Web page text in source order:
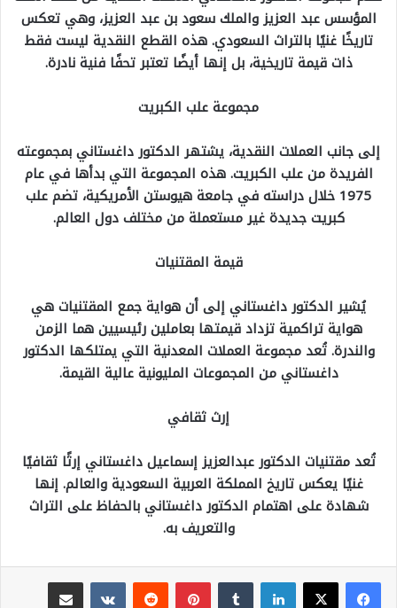
المؤسس عبد العزيز والملك سعود بن عبد العزيز، وهي تعكس
تاريخًا غنيًا بالتراث السعودي. هذه القطع النقدية ليست فقط
ذات قيمة تاريخية، بل إنها أيضًا تعتبر تحفًا فنية نادرة.
مجموعة علب الكبريت
إلى جانب العملات النقدية، يشتهر الدكتور داغستاني بمجموعته
الفريدة من علب الكبريت. هذه المجموعة التي بدأها في عام
1975 خلال دراسته في جامعة هيوستن الأمريكية، تضم علب
كبريت جديدة غير مستعملة من مختلف دول العالم.
قيمة المقتنيات
يُشير الدكتور داغستاني إلى أن هواية جمع المقتنيات هي
هواية تراكمية تزداد قيمتها بعاملين رئيسيين هما الزمن
والندرة. تُعد مجموعة العملات المعدنية التي يمتلكها الدكتور
داغستاني من المجموعات المليونية عالية القيمة.
إرث ثقافي
تُعد مقتنيات الدكتور عبدالعزيز إسماعيل داغستاني إرثًا ثقافيًا
غنيًا يعكس تاريخ المملكة العربية السعودية والعالم. إنها
شهادة على اهتمام الدكتور داغستاني بالحفاظ على التراث
والتعريف به.
لينكدإن بينتيريست
مشاركة عبر البريد